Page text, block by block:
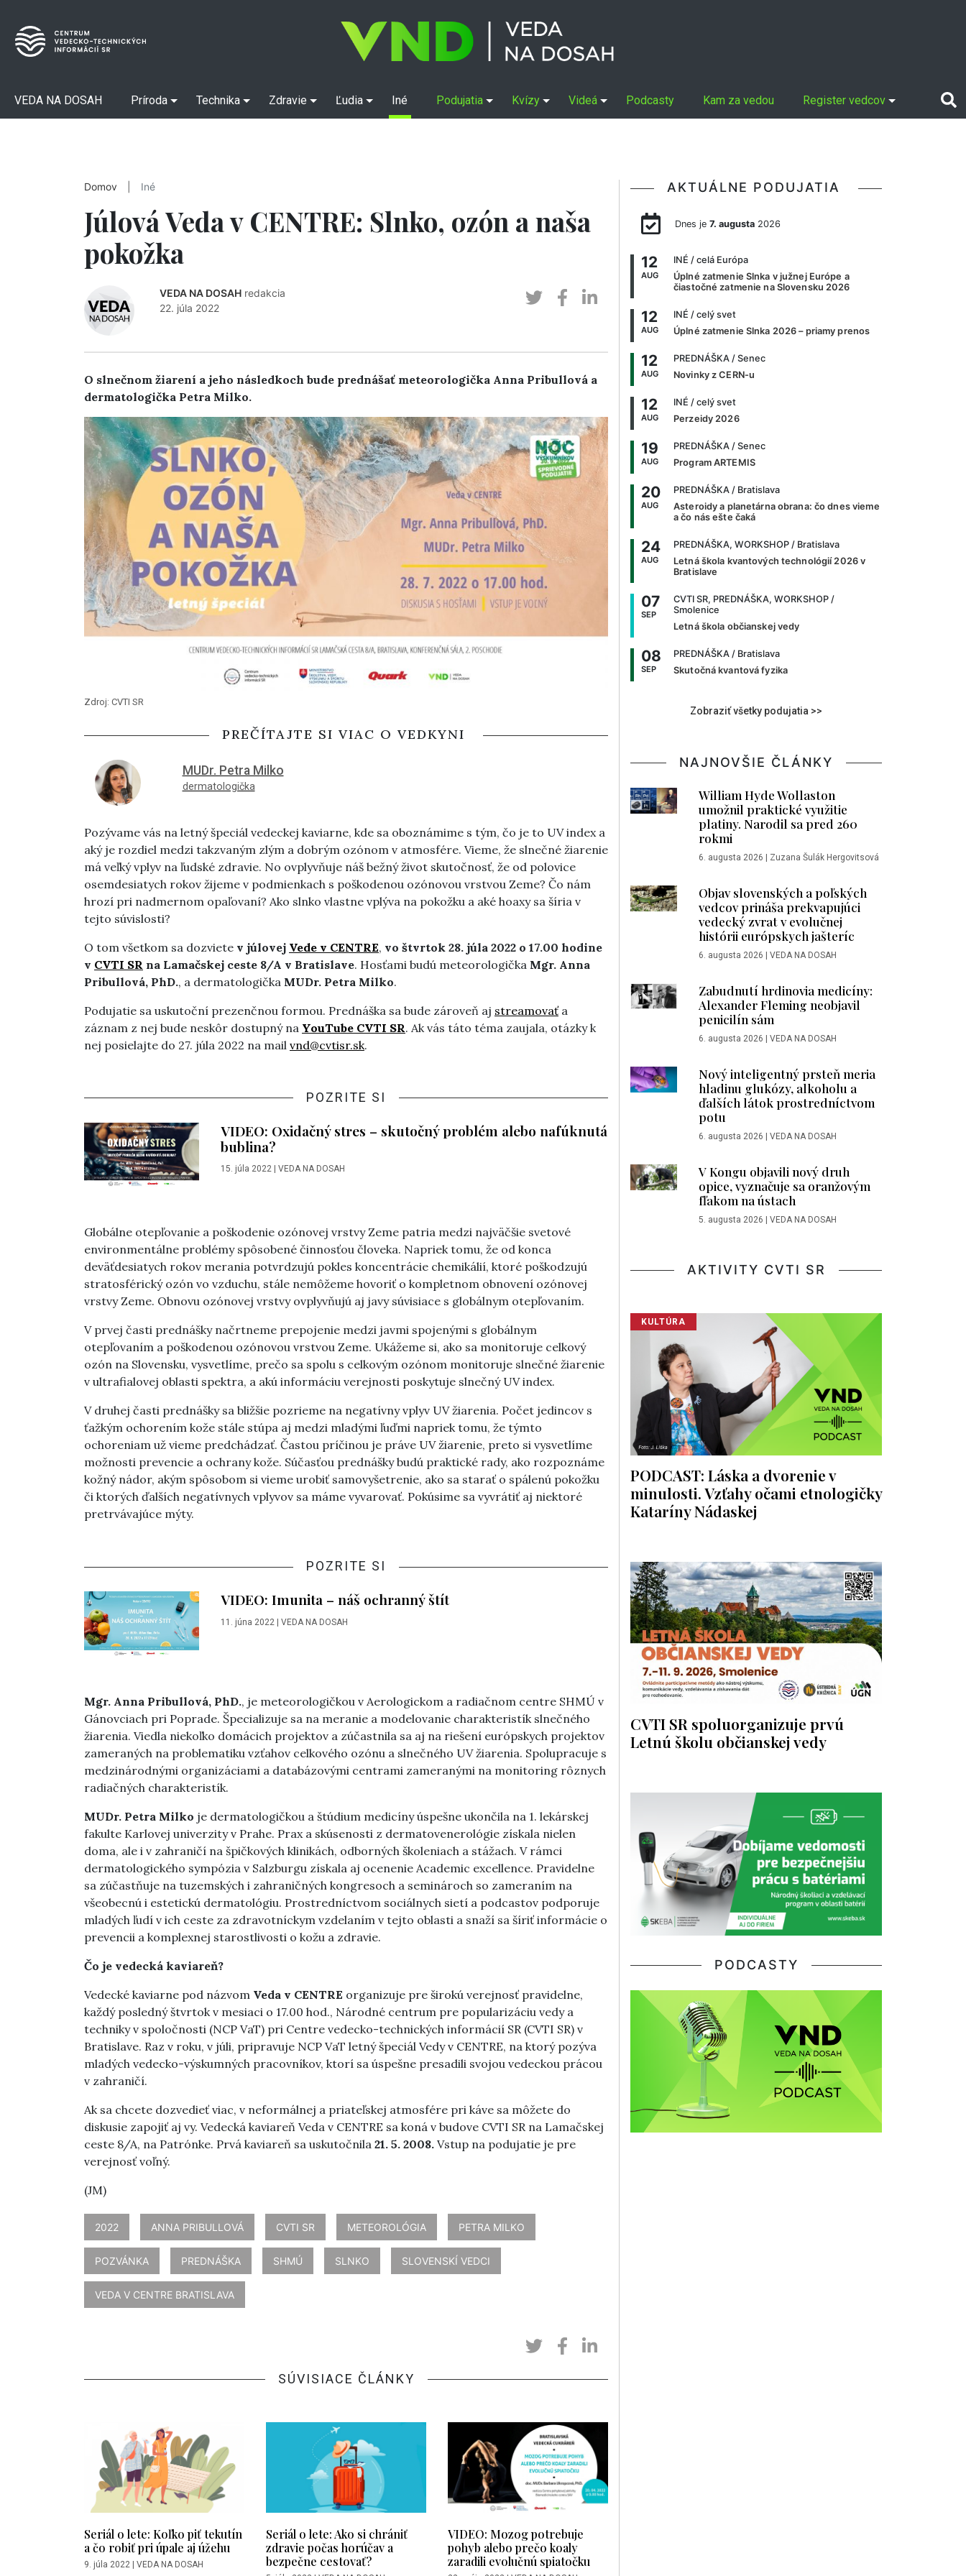
VEDA NA DOSAH Príroda Technika Zdravie Ľudia Iné Podujatia Kvízy Videá Podcasty Kam za vedou Register vedcov
Domov Iné
Júlová Veda v CENTRE: Slnko, ozón a naša
pokožka
VEDA NA DOSAH redakcia
22. júla 2022
O slnečnom žiarení a jeho následkoch bude prednášať meteorologička Anna Pribullová a
dermatologička Petra Milko.
Zdroj: CVTI SR
PREČÍTAJTE SI VIAC O VEDKYNI
MUDr. Petra Milko
dermatologička
Pozývame vás na letný špeciál vedeckej kaviarne, kde sa oboznámime s tým, čo je to UV index a
aký je rozdiel medzi takzvaným zlým a dobrým ozónom v atmosfére. Vieme, že slnečné žiarenie
má veľký vplyv na ľudské zdravie. No ovplyvňuje náš bežný život skutočnosť, že od polovice
osemdesiatych rokov žijeme v podmienkach s poškodenou ozónovou vrstvou Zeme? Čo nám
hrozí pri nadmernom opaľovaní? Ako slnko vlastne vplýva na pokožku a aké hoaxy sa šíria v
tejto súvislosti?
O tom všetkom sa dozviete v júlovej Vede v CENTRE, vo štvrtok 28. júla 2022 o 17.00 hodine
v CVTI SR na Lamačskej ceste 8/A v Bratislave. Hosťami budú meteorologička Mgr. Anna
Pribullová, PhD., a dermatologička MUDr. Petra Milko.
Podujatie sa uskutoční prezenčnou formou. Prednáška sa bude zároveň aj streamovať a
záznam z nej bude neskôr dostupný na YouTube CVTI SR. Ak vás táto téma zaujala, otázky k
nej posielajte do 27. júla 2022 na mail vnd@cvtisr.sk.
POZRITE SI
VIDEO: Oxidačný stres – skutočný problém alebo nafúknutá
bublina?
15. júla 2022| VEDA NA DOSAH
Globálne otepľovanie a poškodenie ozónovej vrstvy Zeme patria medzi najväčšie svetové
environmentálne problémy spôsobené činnosťou človeka. Napriek tomu, že od konca
deväťdesiatych rokov merania potvrdzujú pokles koncentrácie chemikálií, ktoré poškodzujú
stratosférický ozón vo vzduchu, stále nemôžeme hovoriť o kompletnom obnovení ozónovej
vrstvy Zeme. Obnovu ozónovej vrstvy ovplyvňujú aj javy súvisiace s globálnym otepľovaním.
V prvej časti prednášky načrtneme prepojenie medzi javmi spojenými s globálnym
otepľovaním a poškodenou ozónovou vrstvou Zeme. Ukážeme si, ako sa monitoruje celkový
ozón na Slovensku, vysvetlíme, prečo sa spolu s celkovým ozónom monitoruje slnečné žiarenie
v ultrafialovej oblasti spektra, a akú informáciu verejnosti poskytuje slnečný UV index.
V druhej časti prednášky sa bližšie pozrieme na negatívny vplyv UV žiarenia. Počet jedincov s
ťažkým ochorením kože stále stúpa aj medzi mladými ľuďmi napriek tomu, že týmto
ochoreniam už vieme predchádzať. Častou príčinou je práve UV žiarenie, preto si vysvetlíme
možnosti prevencie a ochrany kože. Súčasťou prednášky budú praktické rady, ako rozpoznáme
kožný nádor, akým spôsobom si vieme urobiť samovyšetrenie, ako sa starať o spálenú pokožku
či ktorých ďalších negatívnych vplyvov sa máme vyvarovať. Pokúsime sa vyvrátiť aj niektoré
pretrvávajúce mýty.
POZRITE SI
VIDEO: Imunita – náš ochranný štít
11. júna 2022| VEDA NA DOSAH
Mgr. Anna Pribullová, PhD., je meteorologičkou v Aerologickom a radiačnom centre SHMÚ v
Gánovciach pri Poprade. Špecializuje sa na meranie a modelovanie charakteristík slnečného
žiarenia. Viedla niekoľko domácich projektov a zúčastnila sa aj na riešení európskych projektov
zameraných na problematiku vzťahov celkového ozónu a slnečného UV žiarenia. Spolupracuje s
medzinárodnými organizáciami a databázovými centrami zameranými na monitoring rôznych
radiačných charakteristík.
MUDr. Petra Milko je dermatologičkou a štúdium medicíny úspešne ukončila na 1. lekárskej
fakulte Karlovej univerzity v Prahe. Prax a skúsenosti z dermatovenerológie získala nielen
doma, ale i v zahraničí na špičkových klinikách, odborných školeniach a stážach. V rámci
dermatologického sympózia v Salzburgu získala aj ocenenie Academic excellence. Pravidelne
sa zúčastňuje na tuzemských i zahraničných kongresoch a seminároch so zameraním na
všeobecnú i estetickú dermatológiu. Prostredníctvom sociálnych sietí a podcastov podporuje
mladých ľudí v ich ceste za zdravotníckym vzdelaním v tejto oblasti a snaží sa šíriť informácie o
prevencii a komplexnej starostlivosti o kožu a zdravie.
Čo je vedecká kaviareň?
Vedecké kaviarne pod názvom Veda v CENTRE organizuje pre širokú verejnosť pravidelne,
každý posledný štvrtok v mesiaci o 17.00 hod., Národné centrum pre popularizáciu vedy a
techniky v spoločnosti (NCP VaT) pri Centre vedecko-technických informácií SR (CVTI SR) v
Bratislave. Raz v roku, v júli, pripravuje NCP VaT letný špeciál Vedy v CENTRE, na ktorý pozýva
mladých vedecko-výskumných pracovníkov, ktorí sa úspešne presadili svojou vedeckou prácou
v zahraničí.
Ak sa chcete dozvedieť viac, v neformálnej a priateľskej atmosfére pri káve sa môžete do
diskusie zapojiť aj vy. Vedecká kaviareň Veda v CENTRE sa koná v budove CVTI SR na Lamačskej
ceste 8/A, na Patrónke. Prvá kaviareň sa uskutočnila 21. 5. 2008. Vstup na podujatie je pre
verejnosť voľný.
(JM)
2022 ANNA PRIBULLOVÁ CVTI SR METEOROLÓGIA PETRA MILKO
POZVÁNKA PREDNÁŠKA SHMÚ SLNKO SLOVENSKÍ VEDCI
VEDA V CENTRE BRATISLAVA
SÚVISIACE ČLÁNKY
Seriál o lete: Koľko piť tekutín
a čo robiť pri úpale aj úžehu
9. júla 2022 VEDA NA DOSAH
Seriál o lete: Ako si chrániť
zdravie počas horúčav a
bezpečne cestovať?
VIDEO: Mozog potrebuje
pohyb alebo prečo koaly
zaradili evolučnú spiatočku
AKTUÁLNE PODUJATIA
Dnes je 7. augusta2026
12
AUG
INÉ / celá Európa
Úplné zatmenie Slnka v južnej Európe a
čiastočné zatmenie na Slovensku 2026
12
AUG
INÉ / celý svet
Úplné zatmenie Slnka 2026 – priamy prenos
12
AUG
PREDNÁŠKA / Senec
Novinky z CERN-u
12
AUG
INÉ / celý svet
Perzeidy 2026
19
AUG
PREDNÁŠKA / Senec
Program ARTEMIS
20
AUG
PREDNÁŠKA / Bratislava
Asteroidy a planetárna obrana: čo dnes vieme
a čo nás ešte čaká
24
AUG
PREDNÁŠKA, WORKSHOP / Bratislava
Letná škola kvantových technológií 2026 v
Bratislave
07
SEP
CVTI SR, PREDNÁŠKA, WORKSHOP /
Smolenice
Letná škola občianskej vedy
08
SEP
PREDNÁŠKA / Bratislava
Skutočná kvantová fyzika
Zobraziť všetky podujatia >>
NAJNOVŠIE ČLÁNKY
William Hyde Wollaston
umožnil praktické využitie
platiny. Narodil sa pred 260
rokmi
6. augusta 2026 | Zuzana Šulák Hergovitsová
Objav slovenských a poľských
vedcov prináša prekvapujúci
vedecký zvrat v evolučnej
histórii európskych jašteríc
6. augusta 2026 | VEDA NA DOSAH
Zabudnutí hrdinovia medicíny:
Alexander Fleming neobjavil
penicilín sám
6. augusta 2026 | VEDA NA DOSAH
Nový inteligentný prsteň meria
hladinu glukózy, alkoholu a
ďalších látok prostredníctvom
potu
6. augusta 2026 | VEDA NA DOSAH
V Kongu objavili nový druh
opice, vyznačuje sa oranžovým
fľakom na ústach
5. augusta 2026 | VEDA NA DOSAH
AKTIVITY CVTI SR
KULTÚRA
PODCAST: Láska a dvorenie v
minulosti. Vzťahy očami etnologičky
Kataríny Nádaskej
CVTI SR spoluorganizuje prvú
Letnú školu občianskej vedy
PODCASTY